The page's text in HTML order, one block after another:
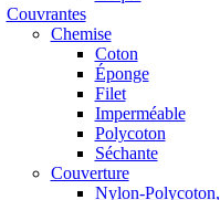
Couvrantes
Chemise
Coton
Éponge
Filet
Imperméable
Polycoton
Séchante
Couverture
Nylon-Polycoton,